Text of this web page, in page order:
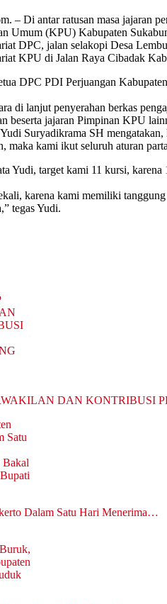
– Di antar ratusan masa jajaran
Umum (KPU) Kabupaten
DPC, jalan selakopi Desa
KPU di Jalan Raya Cibadak
DPC PDI Perjuangan
di lanjut penyerahan berkas
beserta jajaran Pimpinan KPU
Suryadikrama SH
maka kami ikut seluruh aturan
Yudi, target kami 11 kursi,
karena kami memiliki
tegas Yudi.
DAN KONTRIBUSI
Dalam Satu Hari Menerima…